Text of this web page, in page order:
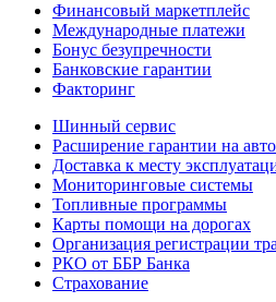
Финансовый маркетплейс
Международные платежи
Бонус безупречности
Банковские гарантии
Факторинг
Шинный сервис
Расширение гарантии на
Доставка к месту
Мониторинговые системы
Топливные программы
Карты помощи на дорогах
Организация регистрации
РКО от ББР Банка
Страхование